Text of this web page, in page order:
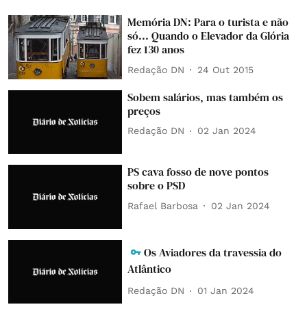
Memória DN: Para o turista e não
só... Quando o Elevador da Glória
fez 130 anos
Redação DN 24 Out 2015
Sobem salários, mas também os
preços
Redação DN 02 Jan 2024
PS cava fosso de nove pontos
sobre o PSD
Rafael Barbosa 02 Jan 2024
Os Aviadores da travessia do
Atlântico
Redação DN 01 Jan 2024